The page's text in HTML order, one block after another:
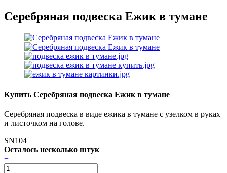
Серебряная подвеска Ежик в тумане
Купить Серебряная подвеска Ежик в тумане
Серебряная подвеска в виде ежика в тумане с узелком в руках
и листочком на голове.
SN104
Осталось несколько штук
−